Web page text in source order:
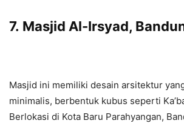
7. Masjid Al-Irsyad,
Masjid ini memiliki desain arsitektur
minimalis, berbentuk kubus seperti
Berlokasi di Kota Baru Parahyangan,